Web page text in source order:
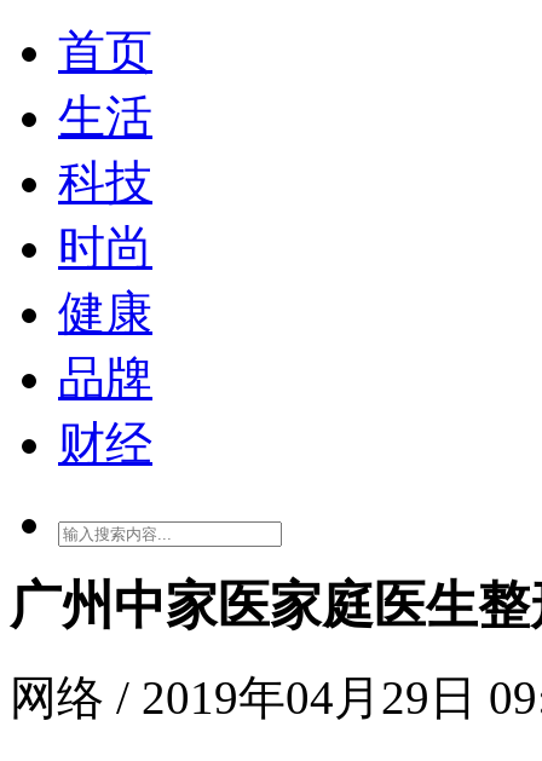
首页
生活
科技
时尚
健康
品牌
财经
广州中家医家庭医生
网络 / 2019年04月29日